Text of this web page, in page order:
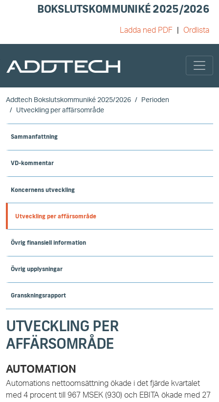
BOKSLUTSKOMMUNIKÉ 2025/2026
Ladda ned PDF Ordlista
Skip to main content
Addtech Bokslutskommuniké 2025/2026
Perioden
Utveckling per affärsområde
Sammanfattning
VD-kommentar
Koncernens utveckling
Utveckling per affärsområde
Övrig finansiell information
Övrig upplysningar
Granskningsrapport
UTVECKLING PER
AFFÄRSOMRÅDE
AUTOMATION
Automations nettoomsättning ökade i det fjärde kvartalet
med 4 procent till 967 MSEK (930) och EBITA ökade med 27